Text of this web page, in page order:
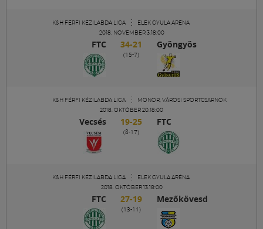
K&H FÉRFI KÉZILABDA LIGA
ELEK GYULA ARÉNA
2018. NOVEMBER 3.18:00
FTC 34-21 Gyöngyös
(15-7)
K&H FÉRFI KÉZILABDA LIGA
MONOR, VÁROSI SPORTCSARNOK
2018. OKTÓBER 20.18:00
Vecsés 19-25 FTC
(8-17)
K&H FÉRFI KÉZILABDA LIGA
ELEK GYULA ARÉNA
2018. OKTÓBER 13.18:00
FTC 27-19 Mezőkövesd
(13-11)